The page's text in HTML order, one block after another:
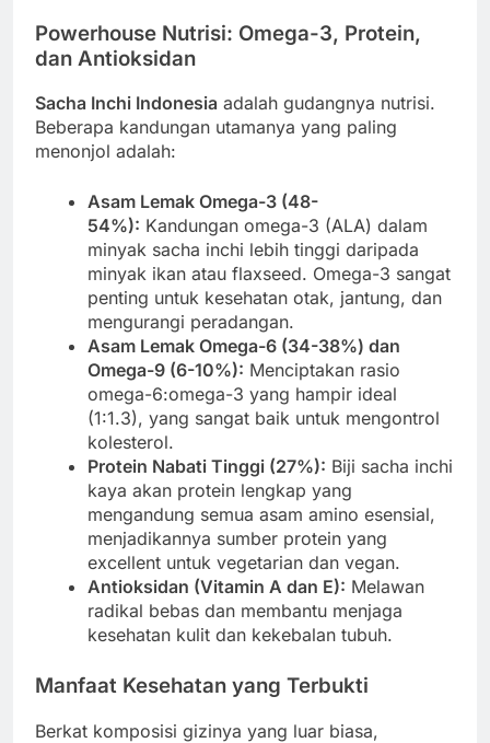
Powerhouse Nutrisi: Omega-3, Protein,
dan Antioksidan
Sacha Inchi Indonesia adalah gudangnya nutrisi.
Beberapa kandungan utamanya yang paling
menonjol adalah:
Asam Lemak Omega-3 (48-
54%): Kandungan omega-3 (ALA) dalam
minyak sacha inchi lebih tinggi daripada
minyak ikan atau flaxseed. Omega-3 sangat
penting untuk kesehatan otak, jantung, dan
mengurangi peradangan.
Asam Lemak Omega-6 (34-38%) dan
Omega-9 (6-10%): Menciptakan rasio
omega-6:omega-3 yang hampir ideal
(1:1.3), yang sangat baik untuk mengontrol
kolesterol.
Protein Nabati Tinggi (27%): Biji sacha inchi
kaya akan protein lengkap yang
mengandung semua asam amino esensial,
menjadikannya sumber protein yang
excellent untuk vegetarian dan vegan.
Antioksidan (Vitamin A dan E): Melawan
radikal bebas dan membantu menjaga
kesehatan kulit dan kekebalan tubuh.
Manfaat Kesehatan yang Terbukti
Berkat komposisi gizinya yang luar biasa,